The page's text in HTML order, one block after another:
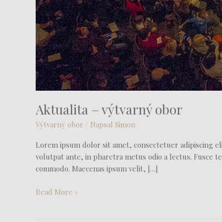
Aktualita – výtvarný obor
Výtvarný obor / Napsal Simon
Lorem ipsum dolor sit amet, consectetuer adipiscing
volutpat ante, in pharetra metus odio a lectus. Fusce
commodo. Maecenas ipsum velit, […]
Read More »